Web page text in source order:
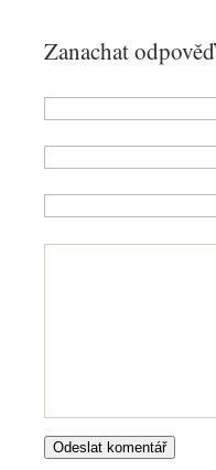
Zanachat odpověď